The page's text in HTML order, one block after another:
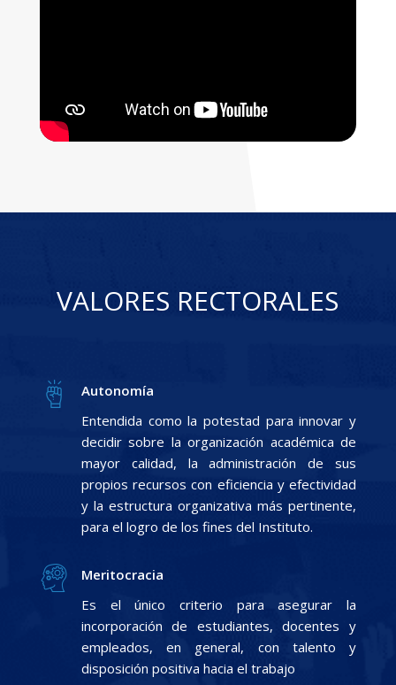
VALORES RECTORALES
Autonomía
Entendida como la potestad para innovar y
decidir sobre la organización académica de
mayor calidad, la administración de sus
propios recursos con eficiencia y efectividad
y la estructura organizativa más pertinente,
para el logro de los fines del Instituto.
Meritocracia
Es el único criterio para asegurar la
incorporación de estudiantes, docentes y
empleados, en general, con talento y
disposición positiva hacia el trabajo